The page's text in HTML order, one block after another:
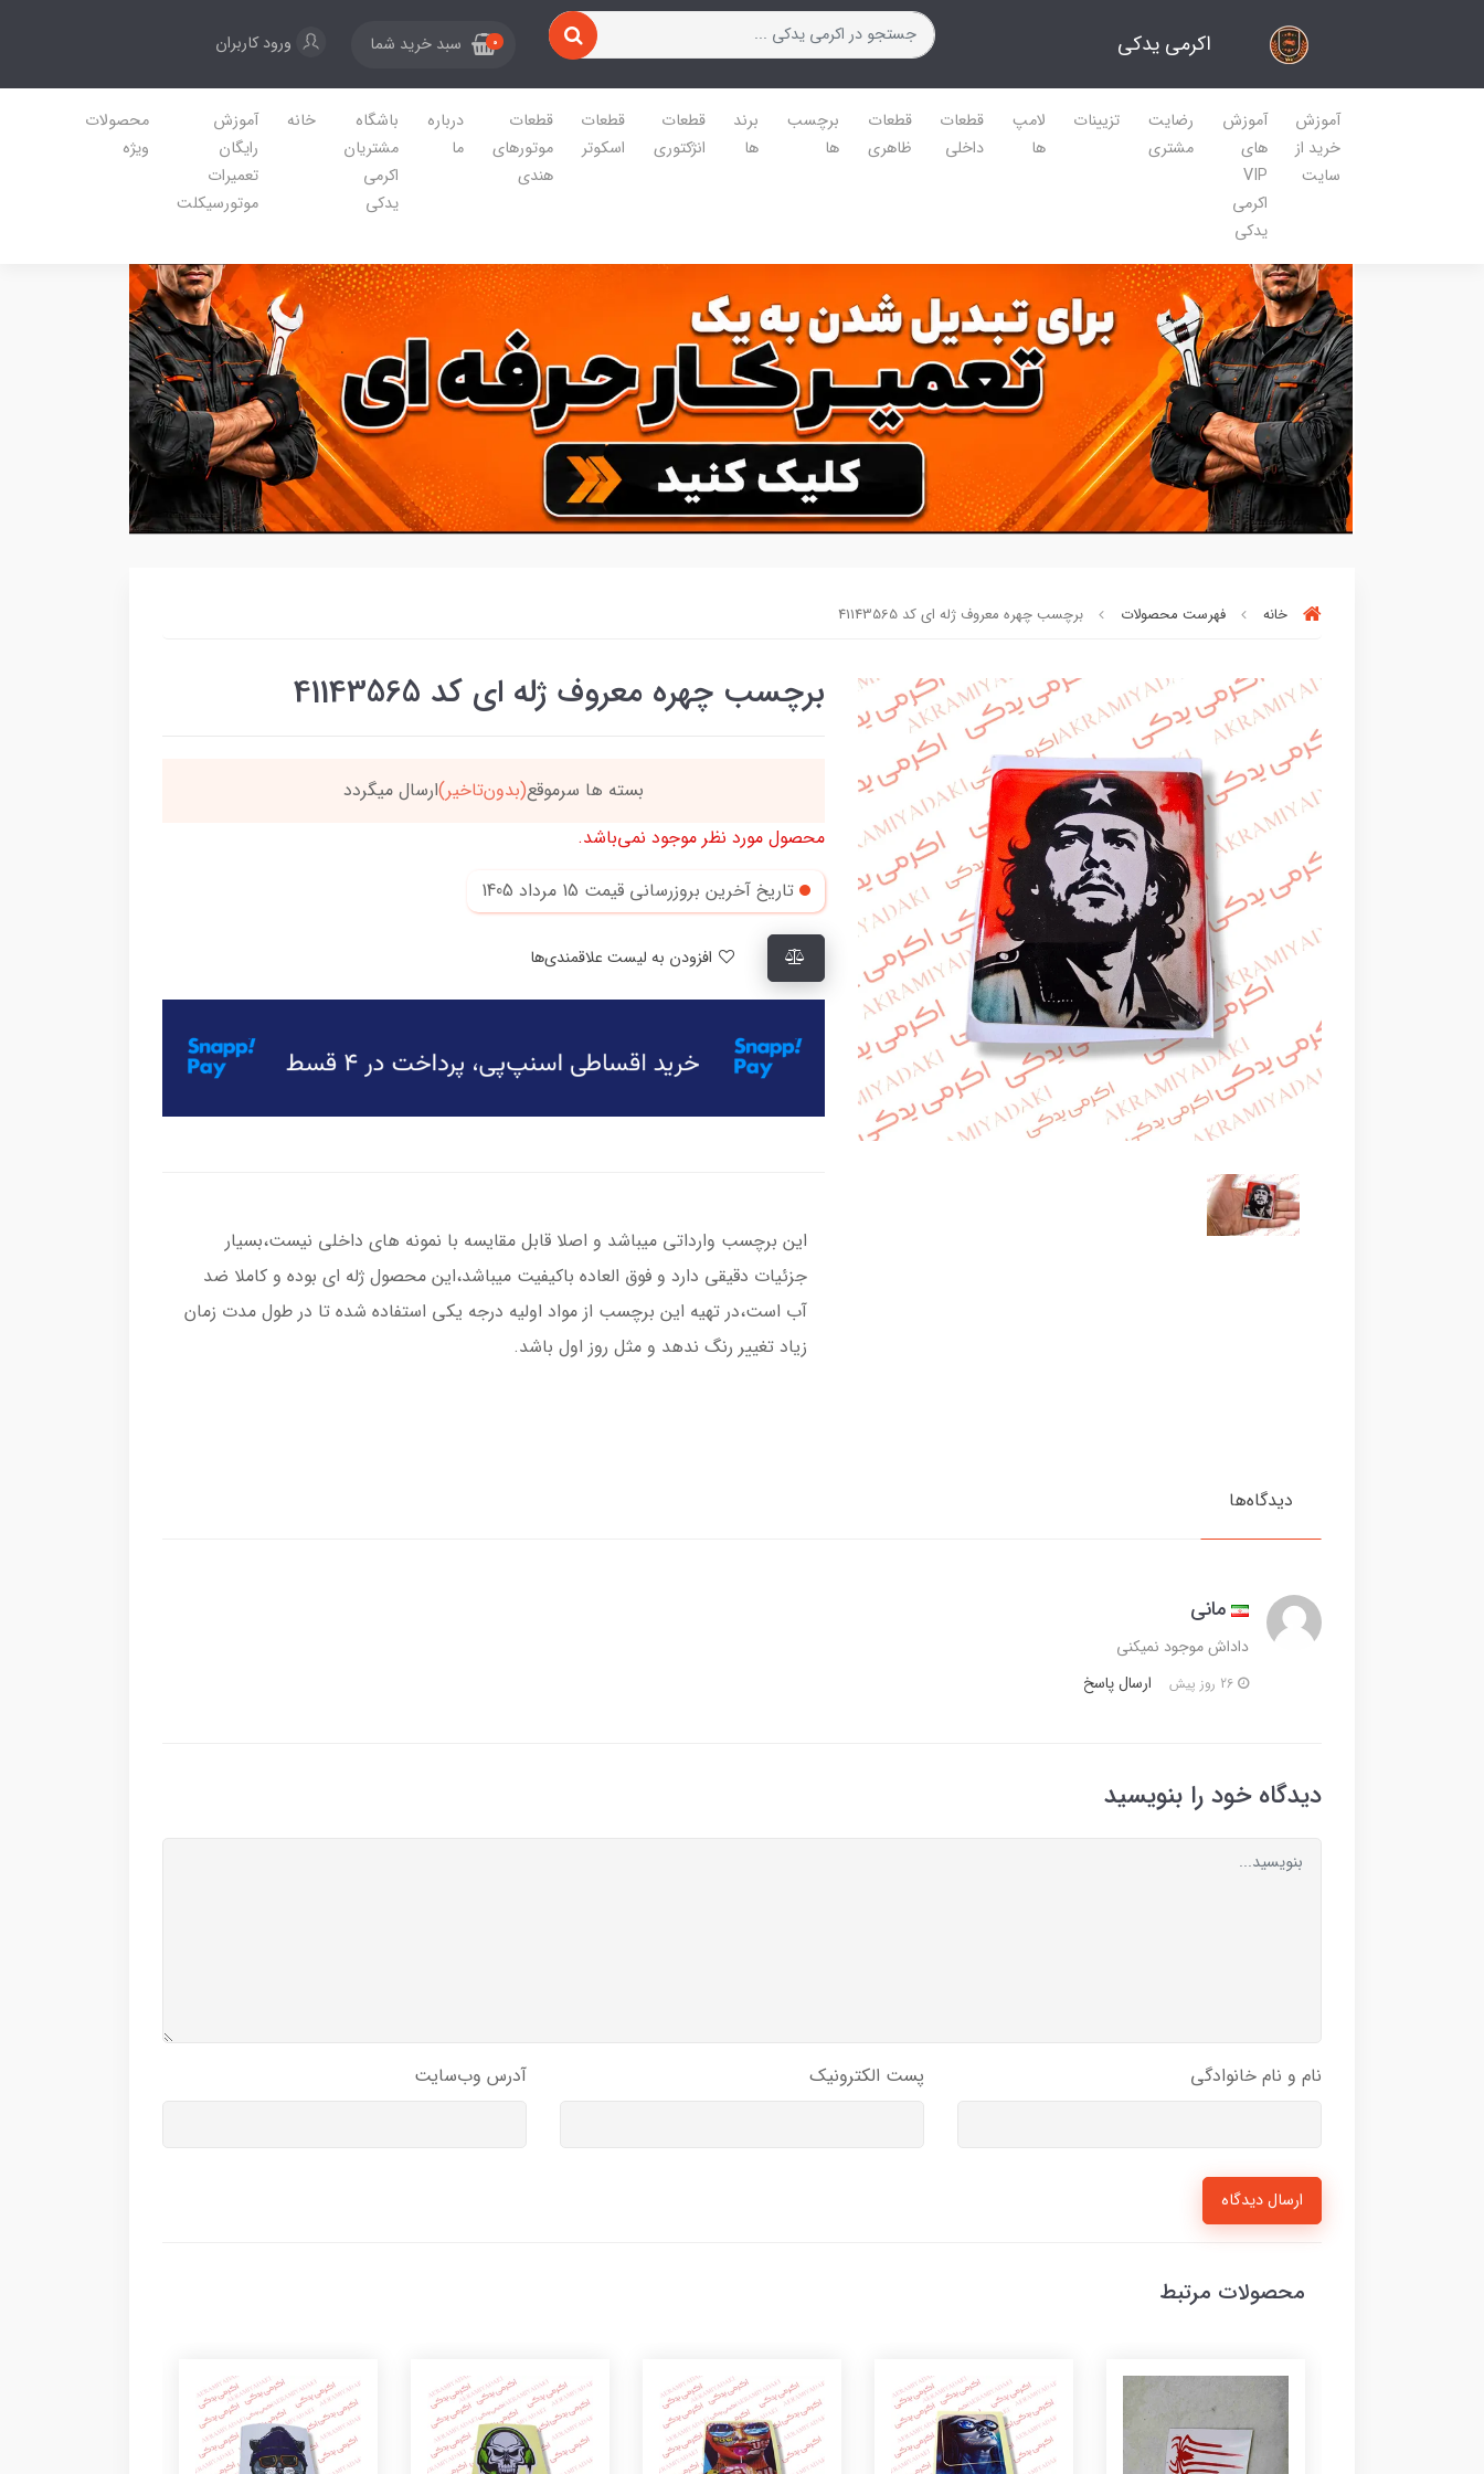
اکرمی یدکی 0 سبد خرید شما ورود کاربران
آموزش
خرید از
سایت
آموزش
های
VIP
اکرمی
یدکی
رضایت
مشتری
تزیینات
لامپ
ها
قطعات
داخلی
قطعات
ظاهری
برچسب
ها
برند
ها
قطعات
انژکتوری
قطعات
اسکوتر
قطعات
موتورهای
هندی
درباره
ما
باشگاه
مشتریان
اکرمی
یدکی
خانه
آموزش
رایگان
تعمیرات
موتورسیکلت
محصولات
ویژه
خانه فهرست محصولات برچسب چهره معروف ژله ای کد 41143565
برچسب چهره معروف ژله ای کد 41143565
بسته ها سرموقع(بدون‌تاخیر)ارسال میگردد خریدتو به5میلیون
برسون،ارسالت‌رایگانه
محصول مورد نظر موجود نمی‌باشد.
تاریخ آخرین بروزرسانی قیمت 15 مرداد 1405
این برچسب وارداتی میباشد و اصلا قابل مقایسه با نمونه های داخلی نیست،بسیار
جزئیات دقیقی دارد و فوق العاده باکیفیت میباشد،این محصول ژله ای بوده و کاملا ضد
آب است،در تهیه این برچسب از مواد اولیه درجه یکی استفاده شده تا در طول مدت زمان
زیاد تغییر رنگ ندهد و مثل روز اول باشد.
دیدگاه‌ها
مانی
داداش موجود نمیکنی
ارسال پاسخ
دیدگاه خود را بنویسید
نام و نام خانوادگی پست الکترونیک آدرس وب‌سایت
ارسال دیدگاه
محصولات مرتبط